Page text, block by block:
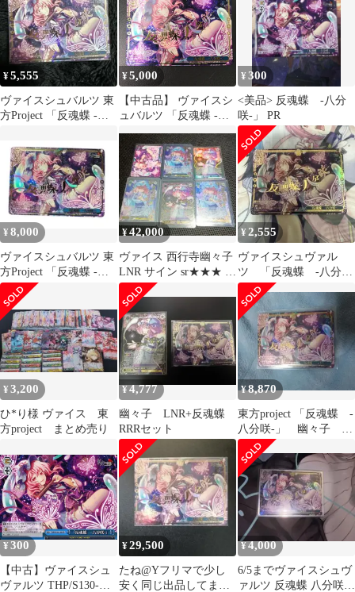
¥5,555
ヴァイスシュバルツ 東
方Project 「反魂蝶 ‐八
¥5,000
【中古品】 ヴァイスシ
ュバルツ 「反魂蝶 -八
分咲-｣ ﾄﾘﾌﾟﾙｱｰﾙ
THP/S130-109R RRR
【069-260715-sy-08-
oto】
¥300
<美品> 反魂蝶 ‐八分
咲‐」 PR
¥8,000
ヴァイスシュバルツ 東
方Project 「反魂蝶 ‐八
分咲‐」 RRR
¥42,000
ヴァイス 西行寺幽々子
LNR サイン sr★★★ 金
箔入りpr sr★★
¥2,555
ヴァイスシュヴァル
ツ 「反魂蝶 -八分
咲-」 RRR
¥3,200
ひ*り様 ヴァイス 東
方project まとめ売り
¥4,777
幽々子 LNR+反魂蝶
RRRセット
¥8,870
東方project 「反魂蝶 -
八分咲-」 幽々子
RRR
¥300
【中古】ヴァイスシュ
ヴァルツ THP/S130-
¥29,500
たね@Yフリマで少し
安く同じ出品してます
¥4,000
6/5までヴァイスシュヴ
ァルツ 反魂蝶 八分咲